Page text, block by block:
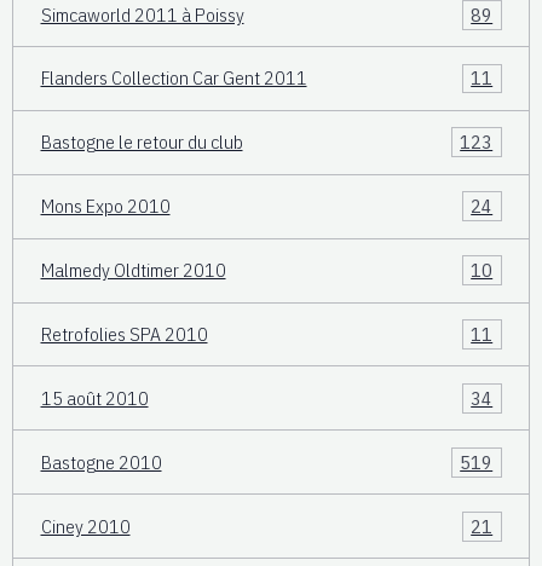
Simcaworld 2011 à Poissy 89
Flanders Collection Car Gent 2011 11
Bastogne le retour du club 123
Mons Expo 2010 24
Malmedy Oldtimer 2010 10
Retrofolies SPA 2010 11
15 août 2010 34
Bastogne 2010 519
Ciney 2010 21